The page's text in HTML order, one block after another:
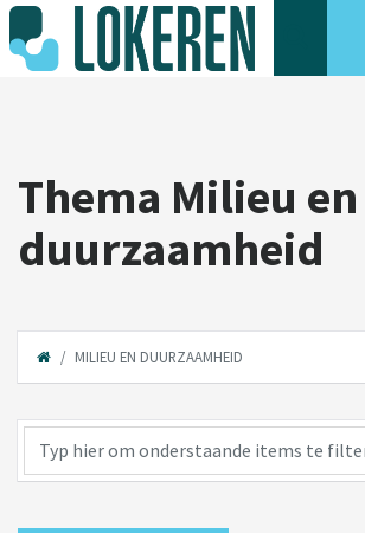
Thema Milieu en
duurzaamheid
MILIEU EN DUURZAAMHEID